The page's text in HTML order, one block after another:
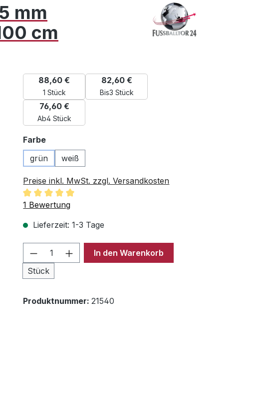
mm
cm
1 Stück
88,60 €
Bis3 Stück
82,60 €
Ab4 Stück
76,60 €
Farbeauswählen
grün
weiß
Preise inkl. MwSt. zzgl. Versandkosten
Durchschnittliche Bewertung von 5 von 5 Sternen
1 Bewertung
Lieferzeit: 1-3 Tage
Produkt Anzahl: Gib den gewünschten
Stück
In den Warenkorb
Produktnummer:21540